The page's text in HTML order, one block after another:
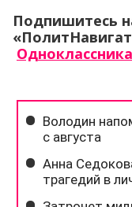
Подпишитесь